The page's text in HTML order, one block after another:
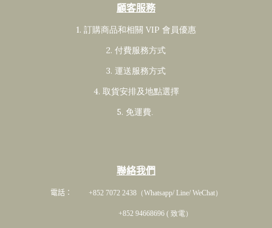
顧客服務
1. 訂購商品和相關 VIP 會員優惠
2. 付費服務方式
3. 運送服務方式
4. 取貨安排及地點選擇
5. 免運費.
聯絡我們
電話： +852 7072 2438（Whatsapp/ Line/ WeChat）
+852 94668696 ( 致電）